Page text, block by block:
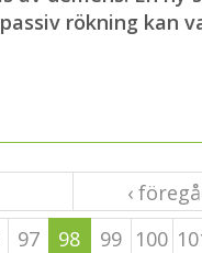
rökning kan
‹
97 98 99 100